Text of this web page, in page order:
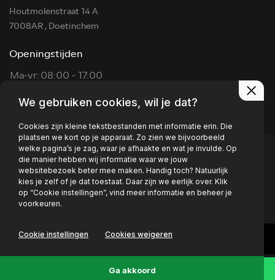
Houtmolenstraat 14 A
7008AR , Doetinchem
Openingstijden
Ma-vr:08:00 - 17:00
Zon:
Op afspraak
Privacy policy
We gebruiken cookies, wil je dat?
Cookies zijn kleine tekstbestanden met informatie erin. Die
plaatsen we kort op je apparaat. Zo zien we bijvoorbeeld
welke pagina’s je zag, waar je afhaakte en wat je invulde. Op
die manier hebben wij informatie waar we jouw
websitebezoek beter mee maken. Handig toch? Natuurlijk
kies je zelf of je dat toestaat. Daar zijn we eerlijk over. Klik
op “Cookie instellingen”, vind meer informatie en beheer je
voorkeuren.
Cookie instellingen Cookies weigeren
Ga akkoord